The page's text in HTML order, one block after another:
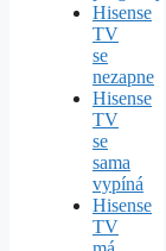
Hisense
TV
se
nezapne
Hisense
TV
se
sama
vypíná
Hisense
TV